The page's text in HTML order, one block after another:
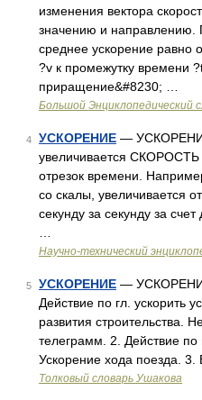
изменения вектора
значению и
среднее ускорение равно
?v к промежутку времени
приращение&#8230; …
Большой Энциклопедический
4 УСКОРЕНИЕ —
увеличивается СКОРОСТЬ
отрезок времени.
со скалы, увеличивается
секунду за секунду за
Научно-технический
5 УСКОРЕНИЕ —
Действие по гл. ускорить
развития строительства.
телеграмм. 2. Действие по
Ускорение хода поезда.
Толковый словарь Ушакова